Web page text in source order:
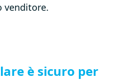
venditore.
è sicuro per